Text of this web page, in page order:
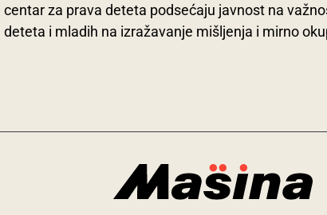
centar za prava deteta podsećaju javnost na
deteta i mladih na izražavanje mišljenja i mirno